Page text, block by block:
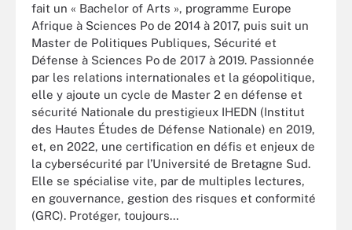
fait un « Bachelor of Arts », programme Europe
Afrique à Sciences Po de 2014 à 2017, puis suit un
Master de Politiques Publiques, Sécurité et
Défense à Sciences Po de 2017 à 2019. Passionnée
par les relations internationales et la géopolitique,
elle y ajoute un cycle de Master 2 en défense et
sécurité Nationale du prestigieux IHEDN (Institut
des Hautes Études de Défense Nationale) en 2019,
et, en 2022, une certification en défis et enjeux de
la cybersécurité par l’Université de Bretagne Sud.
Elle se spécialise vite, par de multiples lectures,
en gouvernance, gestion des risques et conformité
(GRC). Protéger, toujours…